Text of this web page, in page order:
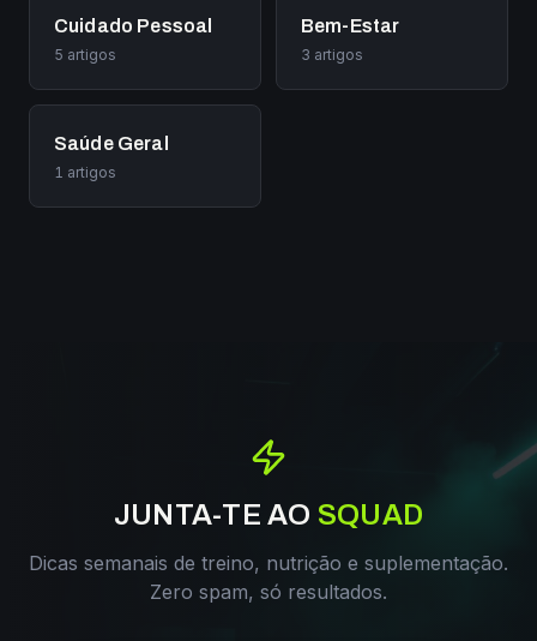
Cuidado Pessoal
5 artigos
Bem-Estar
3 artigos
Saúde Geral
1 artigos
JUNTA-TE AO SQUAD
Dicas semanais de treino, nutrição e suplementação.
Zero spam, só resultados.